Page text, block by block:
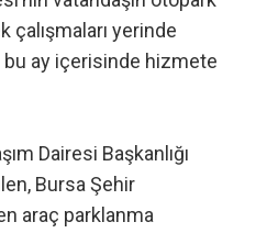
çalışmaları yerinde
bu ay içerisinde hizmete
Dairesi Başkanlığı
Bursa Şehir
araç parklanma